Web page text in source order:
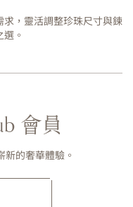
，靈活調整珍珠尺寸與鍊
。
會員
新的奢華體驗。